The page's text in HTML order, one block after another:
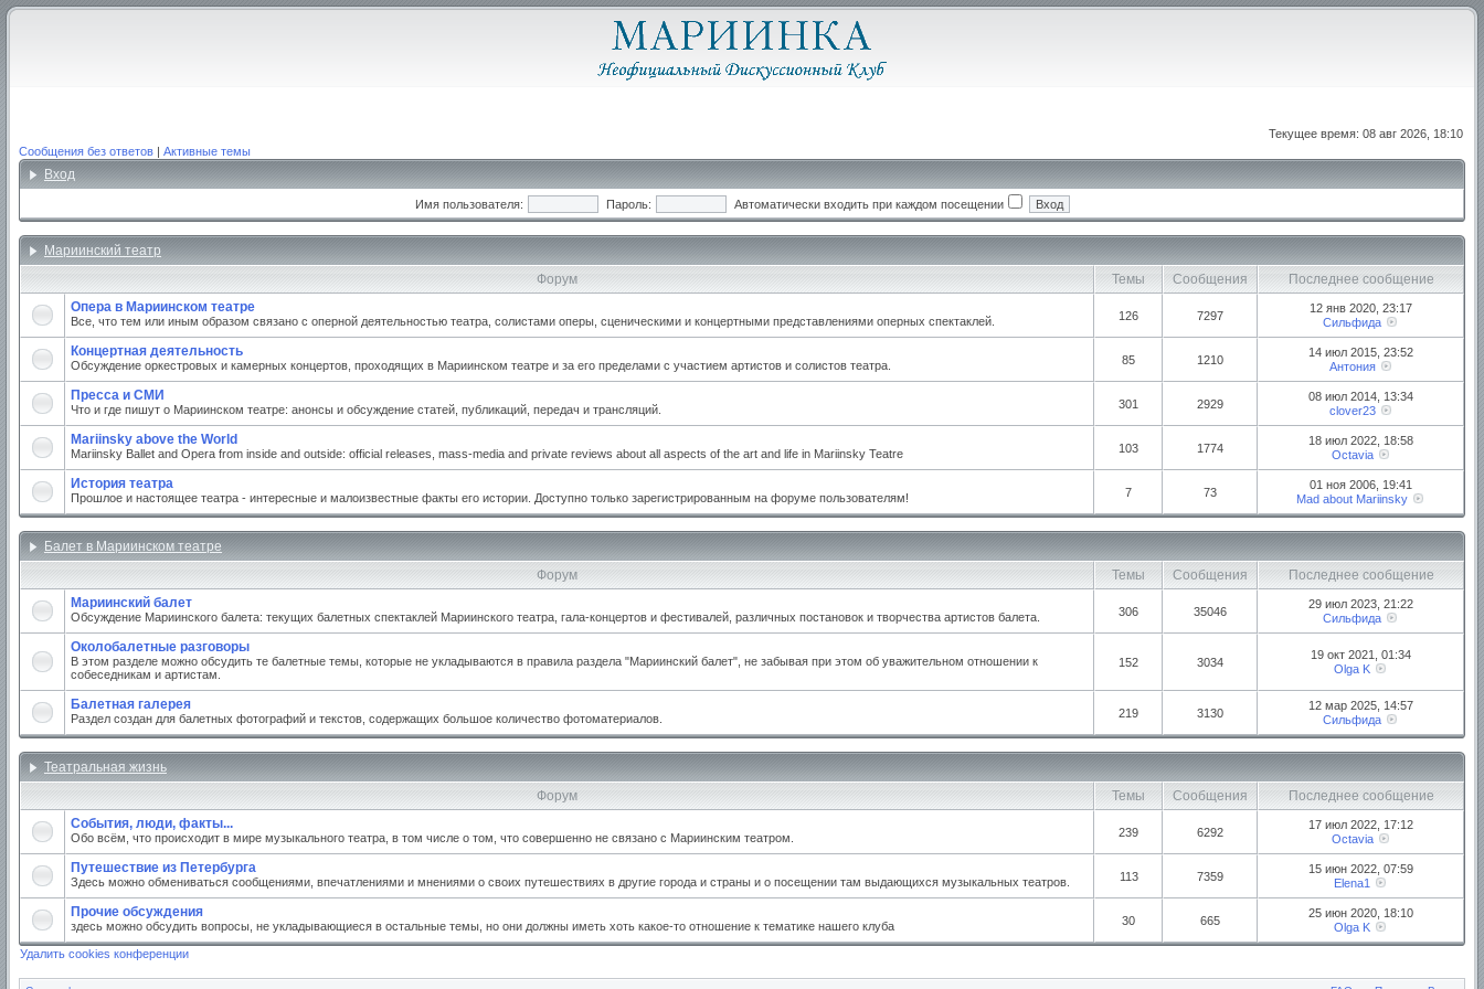
Текущее время: 08 авг 2026, 18:10
Сообщения без ответов | Активные темы
Вход
Имя пользователя: Пароль: Автоматически входить при каждом посещении
Мариинский театр
Форум
Темы Сообщения
Последнее сообщение
Опера в Мариинском театре
Все, что тем или иным образом связано с оперной деятельностью театра, солистами оперы, сценическими и концертными представлениями оперных спектаклей. 126 7297
12 янв 2020, 23:17
Сильфида
Концертная деятельность
Обсуждение оркестровых и камерных концертов, проходящих в Мариинском театре и за его пределами с участием артистов и солистов театра. 85 1210
14 июл 2015, 23:52
Антония
Пресса и СМИ
Что и где пишут о Мариинском театре: анонсы и обсуждение статей, публикаций, передач и трансляций. 301 2929
08 июл 2014, 13:34
clover23
Mariinsky above the World
Mariinsky Ballet and Opera from inside and outside: official releases, mass-media and private reviews about all aspects of the art and life in Mariinsky Teatre 103 1774
18 июл 2022, 18:58
Octavia
История театра
Прошлое и настоящее театра - интересные и малоизвестные факты его истории. Доступно только зарегистрированным на форуме пользователям! 7 73
01 ноя 2006, 19:41
Mad about Mariinsky
Балет в Мариинском театре
Форум
Темы Сообщения
Последнее сообщение
Мариинский балет
Обсуждение Мариинского балета: текущих балетных спектаклей Мариинского театра, гала-концертов и фестивалей, различных постановок и творчества артистов балета. 306 35046
29 июл 2023, 21:22
Сильфида
Околобалетные разговоры
В этом разделе можно обсудить те балетные темы, которые не укладываются в правила раздела "Мариинский балет", не забывая при этом об уважительном отношении к
собеседникам и артистам.
152 3034
19 окт 2021, 01:34
Olga K
Балетная галерея
Раздел создан для балетных фотографий и текстов, содержащих большое количество фотоматериалов. 219 3130
12 мар 2025, 14:57
Сильфида
Театральная жизнь
Форум
Темы Сообщения
Последнее сообщение
События, люди, факты...
Обо всём, что происходит в мире музыкального театра, в том числе о том, что совершенно не связано с Мариинским театром. 239 6292
17 июл 2022, 17:12
Octavia
Путешествие из Петербурга
Здесь можно обмениваться сообщениями, впечатлениями и мнениями о своих путешествиях в другие города и страны и о посещении там выдающихся музыкальных театров. 113 7359
15 июн 2022, 07:59
Elena1
Прочие обсуждения
здесь можно обсудить вопросы, не укладывающиеся в остальные темы, но они должны иметь хоть какое-то отношение к тематике нашего клуба 30 665
25 июн 2020, 18:10
Olga K
Удалить cookies конференции